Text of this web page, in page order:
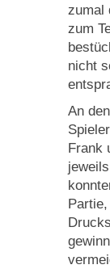
zumal
zum
nicht
An
Frank